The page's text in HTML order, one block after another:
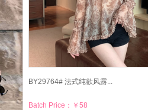
BY29764# 法式纯欲风露...
Batch Price： ￥58